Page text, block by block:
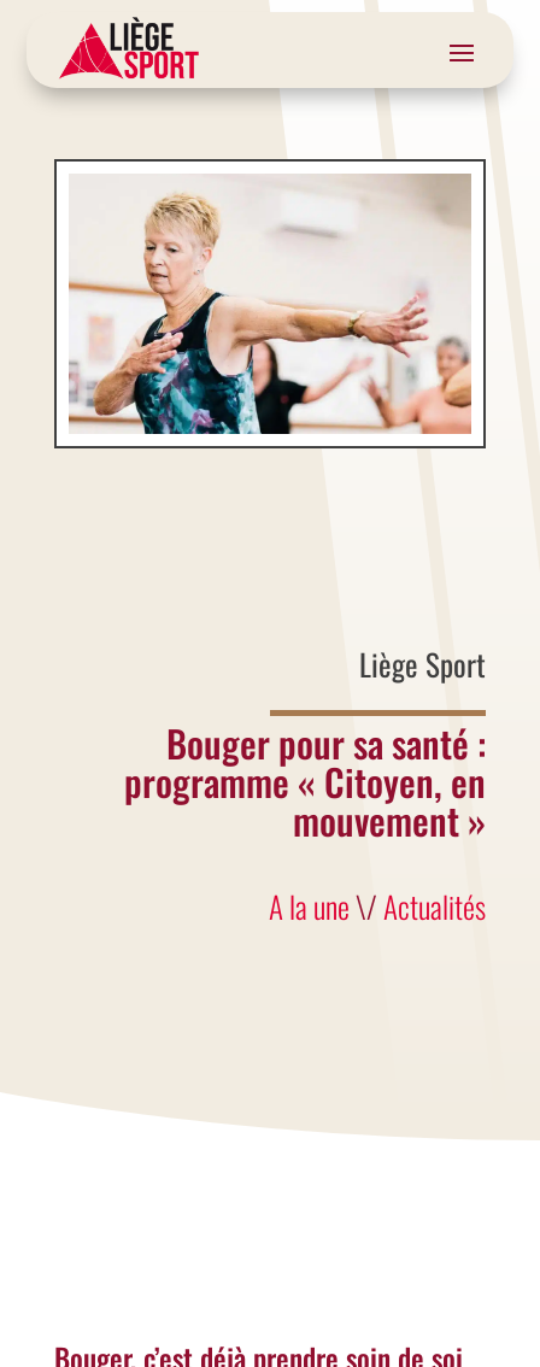
Liège Sport
Bouger pour sa santé :
programme « Citoyen, en
mouvement »
A la une\/Actualités
l’Université de Liège.
Bouger, c’est déjà prendre soin de soi